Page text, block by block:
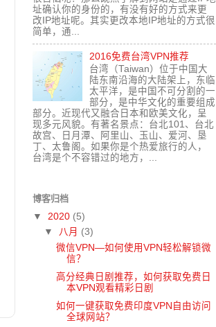
址确认你的身份的，有没有好的方式来更
改IP地址呢。其实更改本地IP地址的方式很
简单，通...
2016免费台湾VPN推荐
台湾（Taiwan）位于中国大
陆东南沿海的大陆架上，东临
太平洋，是中国不可分割的一
部分，是中华文化的重要组成
部分。近现代又融合日本和欧美文化，呈
现多元风貌。有著名景点：台北101、台北
故宫、日月潭、阿里山、玉山、爱河、垦
丁、太鲁阁。如果你是个热爱旅行的人，
台湾是个不容错过的地方，...
博客归档
▼ 2020 (5)
▼ 八月 (3)
微信VPN—如何使用VPN轻松解锁微
信？
高分经典日剧推荐，如何获取免费日
本VPN观看精彩日剧
如何一键获取免费印度VPN自由访问
全球网站？